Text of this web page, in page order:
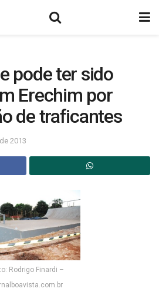
pode ter sido
Erechim por
de traficantes
2013
Rodrigo Finardi –